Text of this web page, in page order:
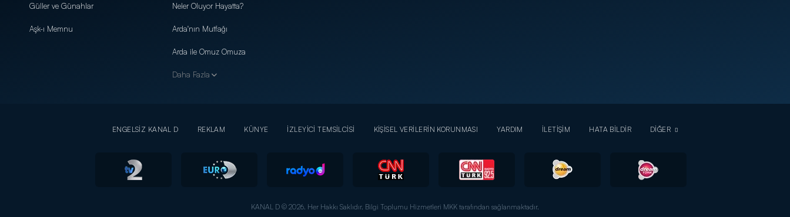
Güller ve Günahlar
Aşk-ı Memnu
Neler Oluyor Hayatta?
Arda'nın Mutfağı
Arda ile Omuz Omuza
Daha Fazla
ENGELSİZ KANAL D REKLAM KÜNYE İZLEYİCİ TEMSİLCİSİ KİŞİSEL VERİLERİN KORUNMASI YARDIM İLETİŞİM HATA BİLDİR DİĞER
KANAL D © 2026. Her Hakkı Saklıdır. Bilgi Toplumu Hizmetleri MKK tarafından sağlanmaktadır.